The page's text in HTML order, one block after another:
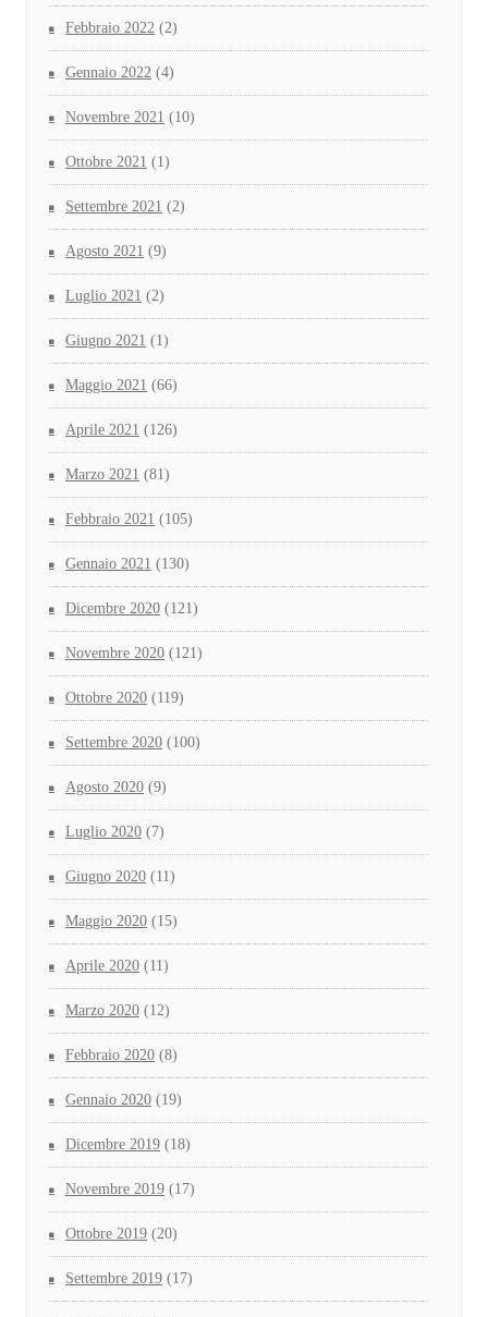
Febbraio 2022 (2)
Gennaio 2022 (4)
Novembre 2021 (10)
Ottobre 2021 (1)
Settembre 2021 (2)
Agosto 2021 (9)
Luglio 2021 (2)
Giugno 2021 (1)
Maggio 2021 (66)
Aprile 2021 (126)
Marzo 2021 (81)
Febbraio 2021 (105)
Gennaio 2021 (130)
Dicembre 2020 (121)
Novembre 2020 (121)
Ottobre 2020 (119)
Settembre 2020 (100)
Agosto 2020 (9)
Luglio 2020 (7)
Giugno 2020 (11)
Maggio 2020 (15)
Aprile 2020 (11)
Marzo 2020 (12)
Febbraio 2020 (8)
Gennaio 2020 (19)
Dicembre 2019 (18)
Novembre 2019 (17)
Ottobre 2019 (20)
Settembre 2019 (17)